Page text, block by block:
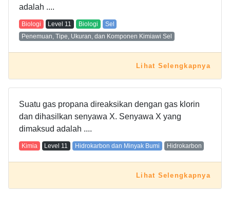
adalah ....
Biologi Level 11 Biologi
Sel
Penemuan, Tipe, Ukuran, dan Komponen Kimiawi Sel
Lihat Selengkapnya
Suatu gas propana direaksikan dengan gas klorin
dan dihasilkan senyawa X. Senyawa X yang
dimaksud adalah ....
Kimia Level 11 Hidrokarbon dan Minyak Bumi Hidrokarbon
Lihat Selengkapnya